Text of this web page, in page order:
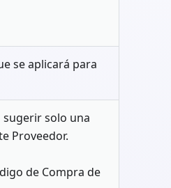
se aplicará para
sugerir solo una
Proveedor.
de Compra de